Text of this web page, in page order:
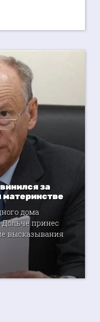
за
материнстве
дома
Дольче принес
высказывания